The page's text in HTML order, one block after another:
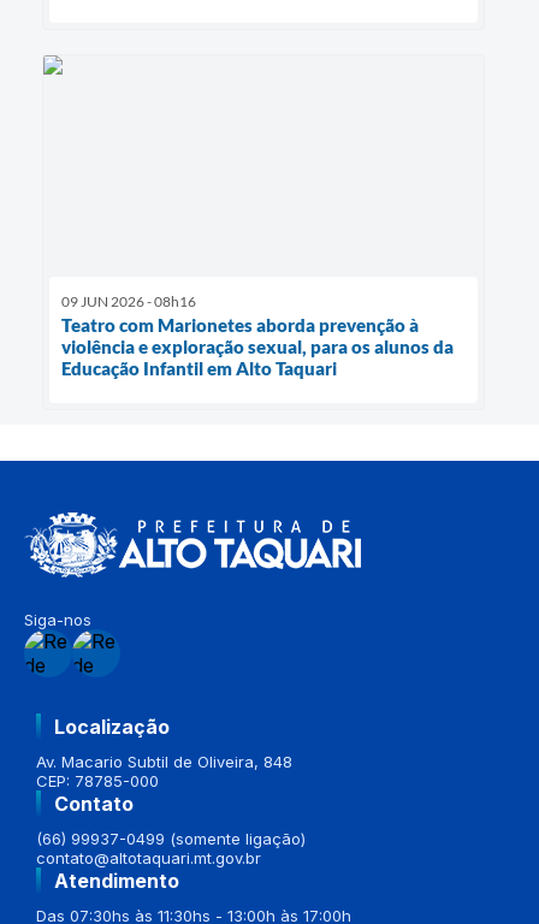
09 JUN 2026 - 08h16
Teatro com Marionetes aborda prevenção à
violência e exploração sexual, para os alunos da
Educação Infantil em Alto Taquari
Siga-nos
Localização
Av. Macario Subtil de Oliveira, 848
CEP: 78785-000
Contato
(66) 99937-0499 (somente ligação)
contato@altotaquari.mt.gov.br
Atendimento
Das 07:30hs às 11:30hs - 13:00h às 17:00h